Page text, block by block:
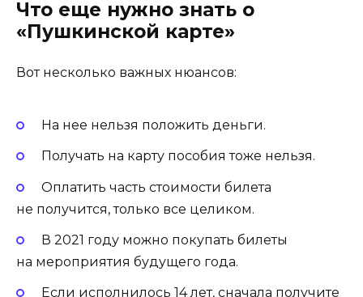
Что еще нужно знать о
«Пушкинской карте»
Вот несколько важных нюансов:
На нее нельзя положить деньги.
Получать на карту пособия тоже нельзя.
Оплатить часть стоимости билета
не получится, только все целиком.
В 2021 году можно покупать билеты
на мероприятия будущего года.
Если исполнилось 14 лет, сначала получите